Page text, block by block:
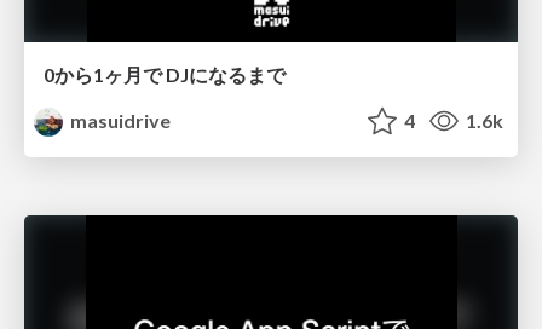
0から1ヶ月で DJになるまで
masuidrive
4 1.6k